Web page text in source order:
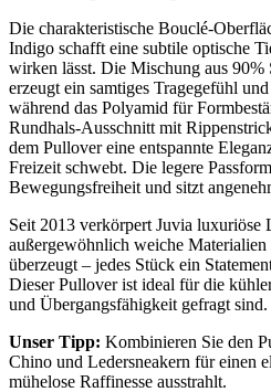
Die charakteristische Bouclé-
Indigo schafft eine subtile optische
wirken lässt. Die Mischung aus
erzeugt ein samtiges Tragegefühl
während das Polyamid für
Rundhals-Ausschnitt mit
dem Pullover eine entspannte
Freizeit schwebt. Die legere
Bewegungsfreiheit und sitzt
Seit 2013 verkörpert Juvia luxuriöse
außergewöhnlich weiche Materialien
überzeugt – jedes Stück ein
Dieser Pullover ist ideal für die
und Übergangsfähigkeit gefragt sind.
Unser Tipp: Kombinieren Sie den
Chino und Ledersneakern für einen
mühelose Raffinesse ausstrahlt.